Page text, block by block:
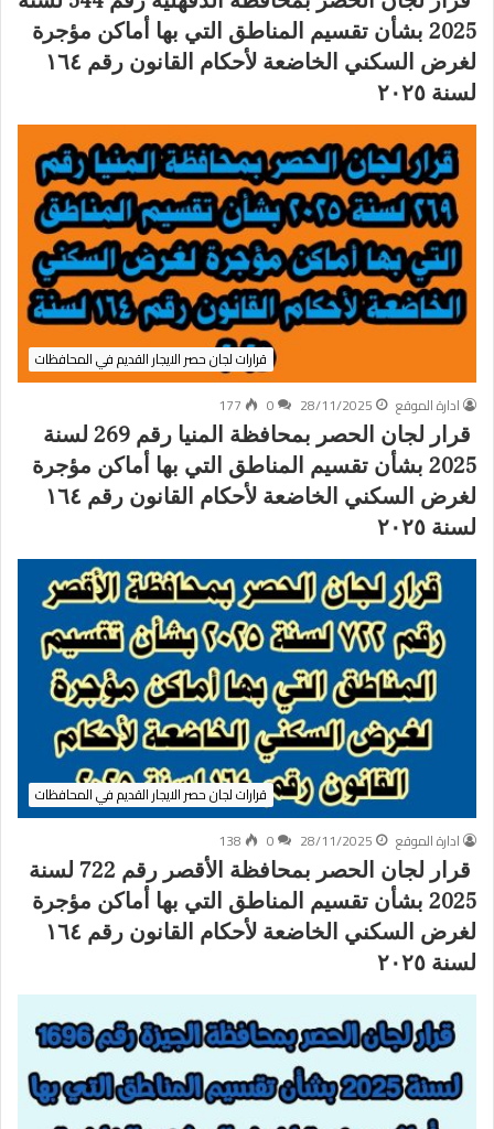
2025 بشأن تقسيم المناطق التي بها أماكن مؤجرة
لغرض السكني الخاضعة لأحكام القانون رقم ١٦٤
لسنة ٢٠٢٥
قرارات لجان حصر الايجار القديم في المحافظات
ادارة الموقع
28/11/2025
0
177
قرار لجان الحصر بمحافظة المنيا رقم 269 لسنة
2025 بشأن تقسيم المناطق التي بها أماكن مؤجرة
لغرض السكني الخاضعة لأحكام القانون رقم ١٦٤
لسنة ٢٠٢٥
قرارات لجان حصر الايجار القديم في المحافظات
ادارة الموقع
28/11/2025
0
138
قرار لجان الحصر بمحافظة الأقصر رقم 722 لسنة
2025 بشأن تقسيم المناطق التي بها أماكن مؤجرة
لغرض السكني الخاضعة لأحكام القانون رقم ١٦٤
لسنة ٢٠٢٥